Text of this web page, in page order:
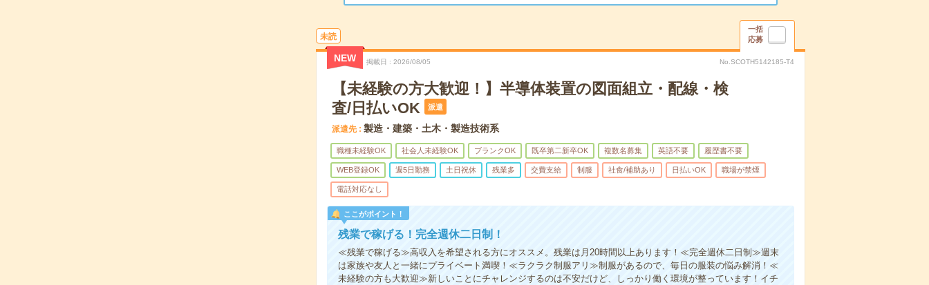
未読
一括
応募
NEW 掲載日 2026/08/05 No.SCOTH5142185-T4
【未経験の方大歓迎！】半導体装置の図面組立・配線・検
査/日払いOK
派遣
派遣先 製造・建築・土木・製造技術系
職種未経験OK 社会人未経験OK ブランクOK 既卒第二新卒OK 複数名募集 英語不要 履歴書不要
WEB登録OK 週5日勤務 土日祝休 残業多 交費支給 制服 社食/補助あり 日払いOK 職場が禁煙
電話対応なし
ここがポイント！
残業で稼げる！完全週休二日制！
≪残業で稼げる≫高収入を希望される方にオススメ。残業は月20時間以上あります！≪完全週休二日制≫週末
は家族や友人と一緒にプライベート満喫！≪ラクラク制服アリ≫制服があるので、毎日の服装の悩み解消！≪
未経験の方も大歓迎≫新しいことにチャレンジするのは不安だけど、しっかり働く環境が整っています！イチ